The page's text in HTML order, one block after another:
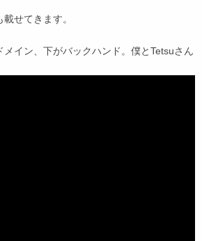
せてきます。
メイン、下がバックハンド。僕とTetsuさん